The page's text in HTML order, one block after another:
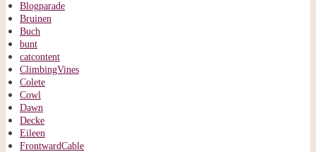
Blogparade
Bruinen
Buch
bunt
catcontent
ClimbingVines
Colete
Cowl
Dawn
Decke
Eileen
FrontwardCable